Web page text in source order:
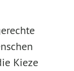
Kieze